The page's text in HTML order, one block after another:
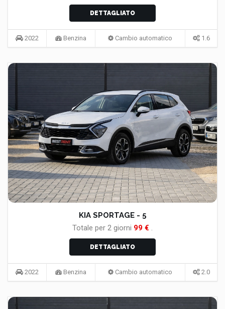
DETTAGLIATO
2022 Benzina Cambio automatico 1.6
KIA SPORTAGE - 5
Totale per 2 giorni 99 € .
DETTAGLIATO
2022 Benzina Cambio automatico 2.0